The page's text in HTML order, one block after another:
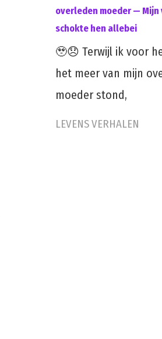
overleden moeder —
schokte hen allebei
🥹😞 Terwijl ik voor
het meer van mijn
moeder stond,
LEVENS VERHALEN